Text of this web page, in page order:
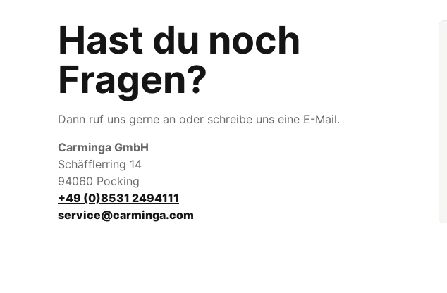
Hast du noch
Fragen?
Dann ruf uns gerne an oder schreibe uns eine E-Mail.
Carminga GmbH
Schäfflerring 14
94060 Pocking
+49 (0)8531 2494111
service@carminga.com